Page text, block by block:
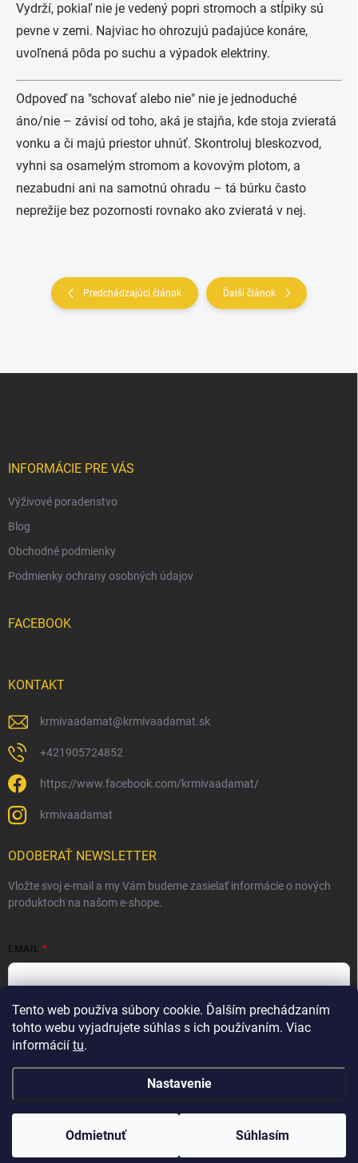
Tento web používa súbory cookie. Ďalším prechádzaním
tohto webu vyjadrujete súhlas s ich používaním. Viac
informácií tu.
Nastavenie
Odmietnuť Súhlasím
Vydrží, pokiaľ nie je vedený popri stromoch a stĺpiky sú
pevne v zemi. Najviac ho ohrozujú padajúce konáre,
uvoľnená pôda po suchu a výpadok elektriny.
Odpoveď na "schovať alebo nie" nie je jednoduché
áno/nie – závisí od toho, aká je stajňa, kde stoja zvieratá
vonku a či majú priestor uhnúť. Skontroluj bleskozvod,
vyhni sa osamelým stromom a kovovým plotom, a
nezabudni ani na samotnú ohradu – tá búrku často
neprežije bez pozornosti rovnako ako zvieratá v nej.
Predchádzajúci článok Ďalší článok
INFORMÁCIE PRE VÁS
Výživové poradenstvo
Blog
Obchodné podmienky
Podmienky ochrany osobných údajov
FACEBOOK
KONTAKT
krmivaadamat@krmivaadamat.sk
+421905724852
https://www.facebook.com/krmivaadamat/
krmivaadamat
ODOBERAŤ NEWSLETTER
Vložte svoj e-mail a my Vám budeme zasielať informácie o nových
produktoch na našom e-shope.
EMAIL
Vložením e-mailu súhlasíte spodmienkami ochrany osobných
údajov
Prihlásiť sa
Vytvoril Shoptet
Copyright 2026 Krmivá Adamať s.r.o. . Všetky práva vyhradené.